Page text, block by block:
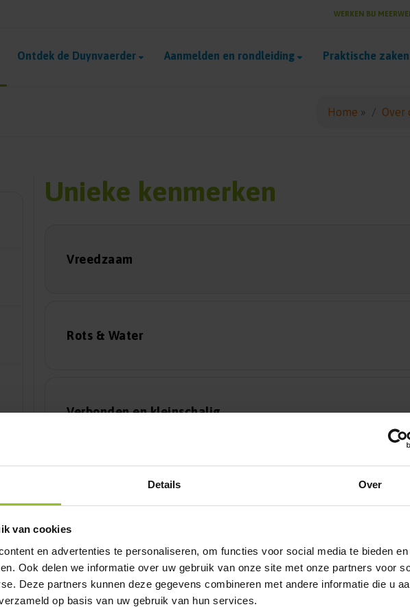
Details Over
van cookies
en advertenties te personaliseren, om functies voor social media te bieden en
Ook delen we informatie over uw gebruik van onze site met onze partners voor
Deze partners kunnen deze gegevens combineren met andere informatie die u
op basis van uw gebruik van hun services.
WERKEN BIJ
Ontdek de Duynvaerder Aanmelden en rondleiding Praktische zaken
Home » Over
Unieke kenmerken
Vreedzaam
Rots & Water
Verbonden en kleinschalig